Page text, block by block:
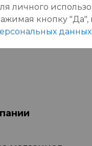
товара
личного
кнопку "Да",
данных